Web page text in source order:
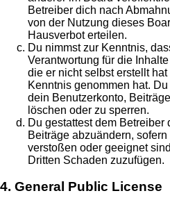
Betreiber dich nach
von der Nutzung dieses
Hausverbot erteilen.
Du nimmst zur Kenntnis,
Verantwortung für die
die er nicht selbst erstellt
Kenntnis genommen hat.
dein Benutzerkonto,
löschen oder zu sperren.
Du gestattest dem
Beiträge abzuändern,
verstoßen oder geeignet
Dritten Schaden zuzufügen.
4. General Public License